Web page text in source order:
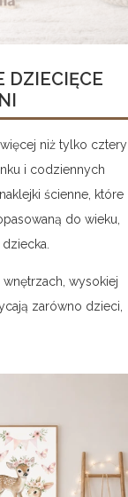
DZIECIĘCE
niż tylko cztery
i codziennych
ścienne, które
do wieku,
wysokiej
zarówno dzieci,